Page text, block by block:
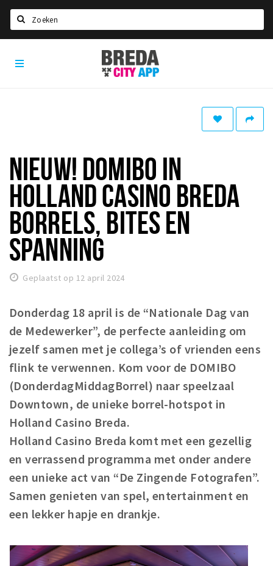
Home
Eten
Drinken
Slapen
Recreatief
Winkels
Parkeren
Bezienswaardigheden
Musea, theaters & podia
Uitjes & activiteiten
Toeristische routes
Natuurgebieden
Baroniepoorten
Sport
Inloggen
Breda
City
App
NIEUW! DOMIBO IN
HOLLAND CASINO BREDA
BORRELS, BITES EN
SPANNING
Geplaatst op 12 april 2024
Donderdag 18 april is de “Nationale Dag van
de Medewerker”, de perfecte aanleiding om
jezelf samen met je collega’s of vrienden eens
flink te verwennen. Kom voor de DOMIBO
(DonderdagMiddagBorrel) naar speelzaal
Downtown, de unieke borrel-hotspot in
Holland Casino Breda.
Holland Casino Breda komt met een gezellig
en verrassend programma met onder andere
een unieke act van “De Zingende Fotografen”.
Samen genieten van spel, entertainment en
een lekker hapje en drankje.